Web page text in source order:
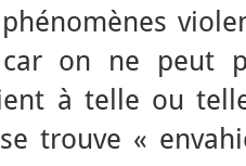
car on ne peut
à telle ou
trouve «